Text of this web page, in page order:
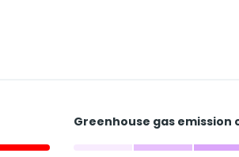
Greenhouse gas emission